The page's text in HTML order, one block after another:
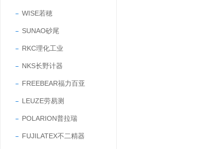
WISE若穂
SUNAO砂尾
RKC理化工业
NKS长野计器
FREEBEAR福力百亚
LEUZE劳易测
POLARION普拉瑞
FUJILATEX不二精器